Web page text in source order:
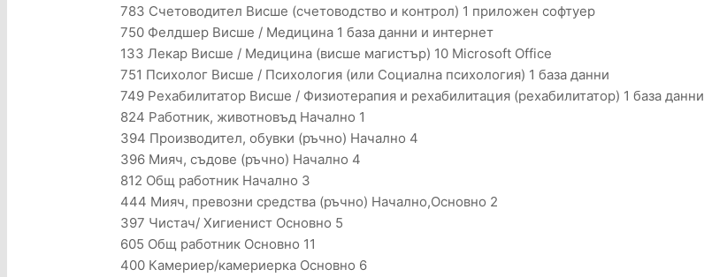
783 Счетоводител Висше (счетоводство и контрол) 1 приложен софтуер
750 Фелдшер Висше / Медицина 1 база данни и интернет
133 Лекар Висше / Медицина (висше магистър) 10 Microsoft Office
751 Психолог Висше / Психология (или Социална психология) 1 база данни
749 Рехабилитатор Висше / Физиотерапия и рехабилитация (рехабилитатор) 1 база данни
824 Работник, животновъд Начално 1
394 Производител, обувки (ръчно) Начално 4
396 Мияч, съдове (ръчно) Начално 4
812 Общ работник Начално 3
444 Мияч, превозни средства (ръчно) Начално,Основно 2
397 Чистач/ Хигиенист Основно 5
605 Общ работник Основно 11
400 Камериер/камериерка Основно 6